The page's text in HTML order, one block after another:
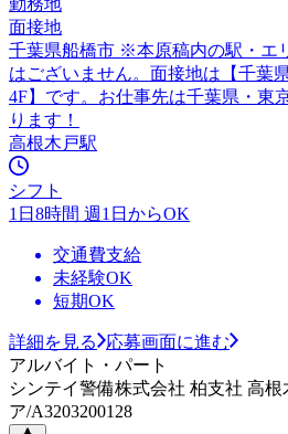
面接地
千葉県船橋市 ※本原稿内の駅・エ
はございません。面接地は【千葉
4F】です。お仕事先は千葉県・東
ります！
高根木戸駅
シフト
1日8時間 週1日からOK
交通費支給
未経験OK
短期OK
詳細を見る
応募画面に進む
アルバイト・パート
シンテイ警備株式会社 柏支社 高根
ア/A3203200128